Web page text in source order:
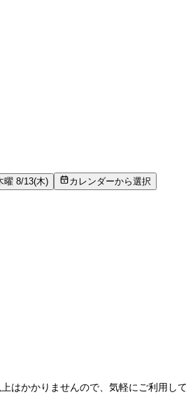
曜 8/13(木)
カレンダーから選択
はかかりませんので、気軽にご利用して